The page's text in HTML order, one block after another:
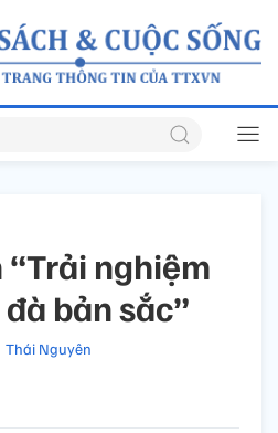
nghiệm
bản sắc”
Thái Nguyên